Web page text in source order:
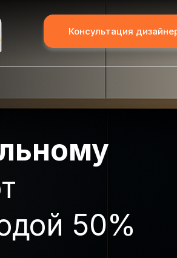
Рассчитать
50%
Консультация